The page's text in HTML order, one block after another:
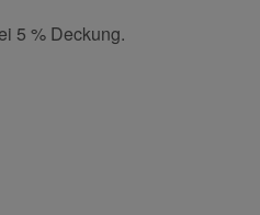
5 % Deckung.